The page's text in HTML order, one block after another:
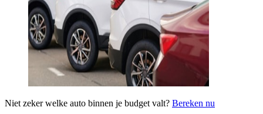
Niet zeker welke auto binnen je budget valt? Bereken nu